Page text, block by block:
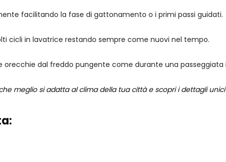
facilitando la fase di gattonamento o i primi passi guidati.
cicli in lavatrice restando sempre come nuovi nel tempo.
dal freddo pungente come durante una
meglio si adatta al clima della tua città e scopri i dettagli